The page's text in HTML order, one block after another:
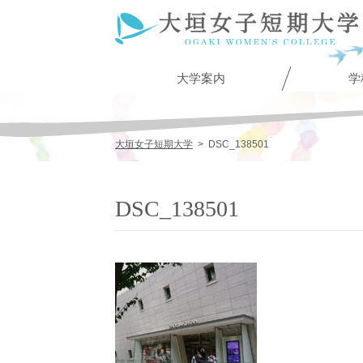
大学案内 学
大垣女子短期大学 > DSC_138501
DSC_138501